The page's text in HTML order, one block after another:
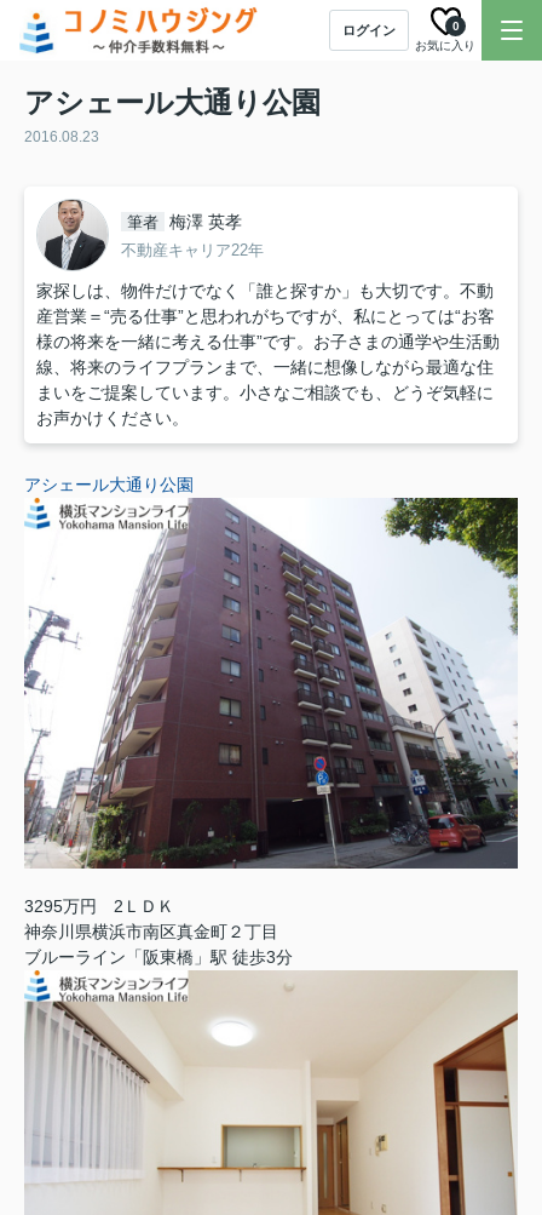
ログイン
お気に入り
0
アシェール大通り公園
2016.08.23
筆者 梅澤 英孝
不動産キャリア22年
家探しは、物件だけでなく「誰と探すか」も大切です。不動
産営業＝“売る仕事”と思われがちですが、私にとっては“お客
様の将来を一緒に考える仕事”です。お子さまの通学や生活動
線、将来のライフプランまで、一緒に想像しながら最適な住
まいをご提案しています。小さなご相談でも、どうぞ気軽に
お声かけください。
アシェール大通り公園
3295万円 2ＬＤＫ
神奈川県横浜市南区真金町２丁目
ブルーライン「阪東橋」駅 徒歩3分